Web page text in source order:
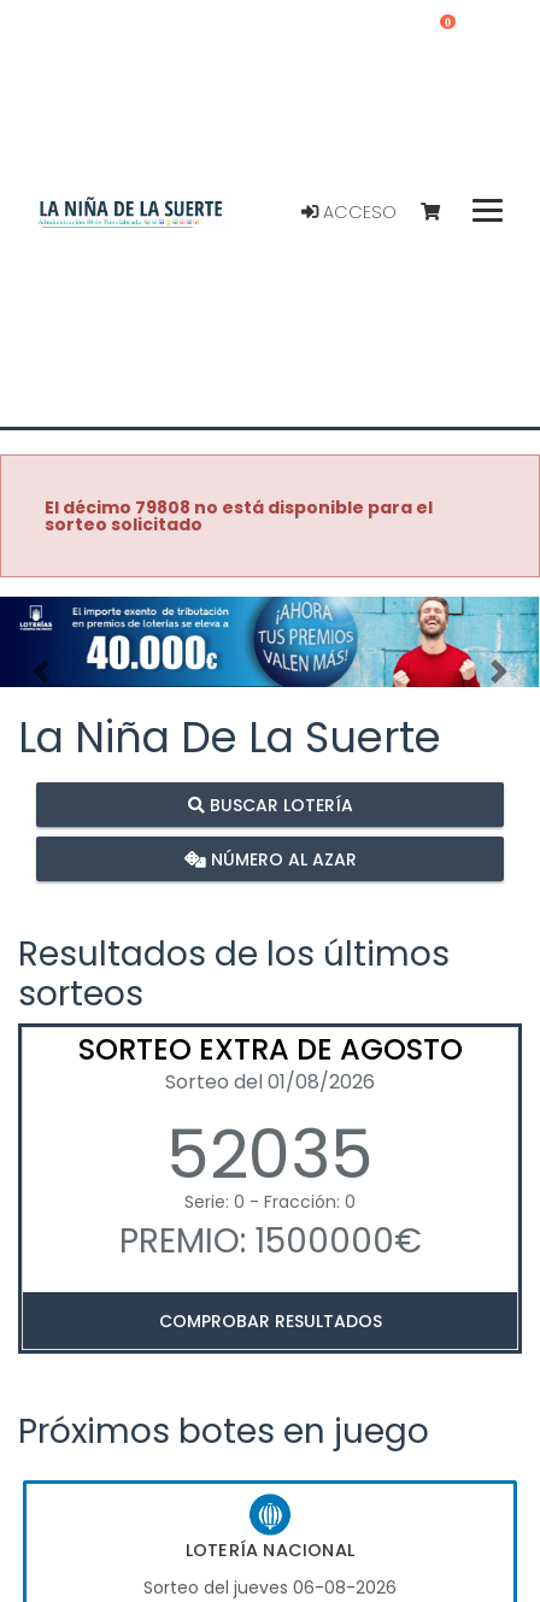
ACCESO
0
El décimo 79808 no está disponible para el
sorteo solicitado
Imagen anterior
La Niña De La Suerte
BUSCAR LOTERÍA
NÚMERO AL AZAR
Resultados de los últimos
sorteos
SORTEO EXTRA DE AGOSTO
Sorteo del 01/08/2026
52035
Serie: 0 - Fracción: 0
PREMIO: 1500000€
COMPROBAR RESULTADOS
Próximos botes en juego
LOTERÍA NACIONAL
Sorteo del jueves 06-08-2026